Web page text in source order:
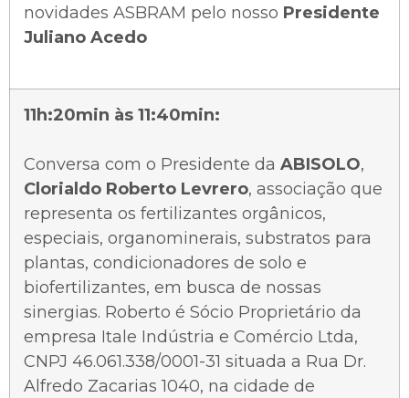
novidades ASBRAM pelo nosso Presidente
Juliano Acedo
11h:20min às 11:40min:
Conversa com o Presidente da ABISOLO,
Clorialdo Roberto Levrero, associação que
representa os fertilizantes orgânicos,
especiais, organominerais, substratos para
plantas, condicionadores de solo e
biofertilizantes, em busca de nossas
sinergias. Roberto é Sócio Proprietário da
empresa Itale Indústria e Comércio Ltda,
CNPJ 46.061.338/0001-31 situada a Rua Dr.
Alfredo Zacarias 1040, na cidade de